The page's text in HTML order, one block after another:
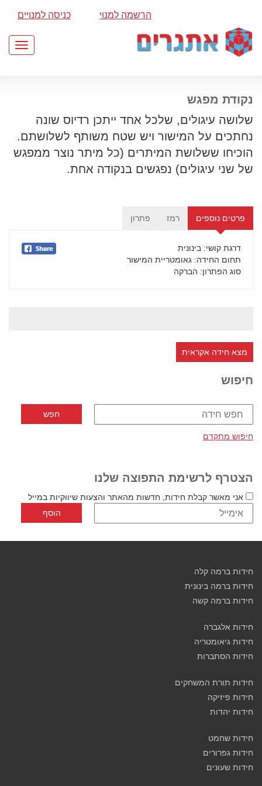
הרשמה למנוי כניסה למנויים
נקודת מפגש
שלושה עיגולים, שלכל אחד ייתכן רדיוס שונה
נחתכים על המישור ויש שטח משותף לשלושתם.
הוכיחו ששלושת המיתרים (כל מיתר נוצר ממפגש
של שני עיגולים) נפגשים בנקודה אחת.
פרטים נוספים רמז פתרון
דרגת קושי: בינונית
תחום החידה: גאומטריית המישור
סוג הפתרון: הברקה
מצא חידה אקראית
חיפוש
חיפוש מתקדם
הצטרף לרשימת התפוצה שלנו
אני מאשר קבלת חידות, חדשות מהאתר והצעות שיווקיות במייל
חידות ברמה קלה
חידות ברמה בינונית
חידות ברמה קשה
חידות אלגברה
חידות גיאומטריה
חידות הסתברות
חידות תורת המשחקים
חידות פיזיקה
חידות יהדות
חידות שחמט
חידות גפרורים
חידות שעונים